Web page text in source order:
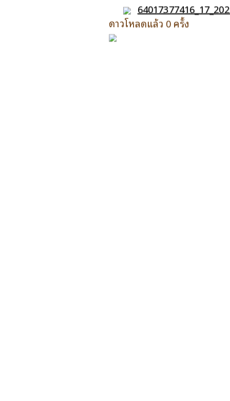
ดาวโหลดแล้ว 0 ครั้ง